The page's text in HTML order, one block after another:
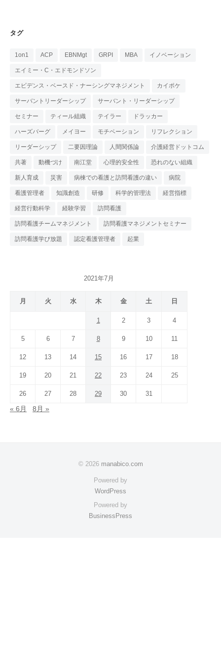
タグ
1on1 ACP EBNMgt GRPI MBA イノベーション
エイミー・C・エドモンドソン
エビデンス・ベースド・ナーシングマネジメント カイポケ
サーバントリーダーシップ サーバント・リーダーシップ
セミナー ティール組織 テイラー ドラッカー
ハーズバーグ メイヨー モチベーション リフレクション
リーダーシップ 二要因理論 人間関係論 介護経営ドットコム
共著 動機づけ 南江堂 心理的安全性 恐れのない組織
新人育成 災害 病棟での看護と訪問看護の違い 病院
看護管理者 知識創造 研修 科学的管理法 経営指標
経営行動科学 経験学習 訪問看護
訪問看護チームマネジメント 訪問看護マネジメントセミナー
訪問看護学び放題 認定看護管理者 起業
2021年7月
月 火 水 木 金 土 日
1 2 3 4
5 6 7 8 9 10 11
12 13 14 15 16 17 18
19 20 21 22 23 24 25
26 27 28 29 30 31
« 6月 8月 »
© 2026 manabico.com
Powered by
WordPress
Powered by
BusinessPress